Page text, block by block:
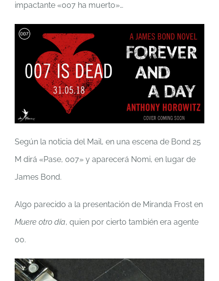
impactante «007 ha muerto»…
Según la noticia del Mail, en una escena de Bond 25
M dirá «Pase, 007» y aparecerá Nomi, en lugar de
James Bond.
Algo parecido a la presentación de Miranda Frost en
Muere otro día, quien por cierto también era agente
00.